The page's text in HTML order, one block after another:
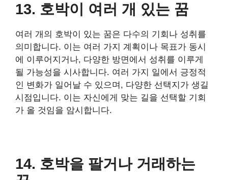
13. 호박이 여러 개 있는 꿈
여러 개의 호박이 있는 꿈은 다수의 기회나 성취를
의미합니다. 이는 여러 가지 계획이나 목표가 동시
에 이루어지거나, 다양한 방면에서 성취를 이루게
될 가능성을 시사합니다. 여러 가지 일에서 긍정적
인 변화가 일어날 수 있으며, 다양한 선택지가 생길
시점입니다. 이는 자신에게 맞는 길을 선택할 기회
가 올 것임을 암시합니다.
14. 호박을 팔거나 거래하는